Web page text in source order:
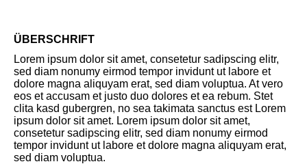
ÜBERSCHRIFT
Lorem ipsum dolor sit amet, consetetur sadipscing elitr,
sed diam nonumy eirmod tempor invidunt ut labore et
dolore magna aliquyam erat, sed diam voluptua. At vero
eos et accusam et justo duo dolores et ea rebum. Stet
clita kasd gubergren, no sea takimata sanctus est Lorem
ipsum dolor sit amet. Lorem ipsum dolor sit amet,
consetetur sadipscing elitr, sed diam nonumy eirmod
tempor invidunt ut labore et dolore magna aliquyam erat,
sed diam voluptua.